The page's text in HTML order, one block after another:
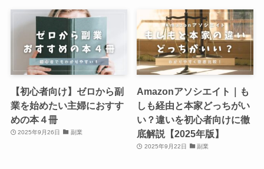
【初心者向け】ゼロから副
業を始めたい主婦におすす
めの本４冊
2025年9月26日 副業
Amazonアソシエイト｜も
しも経由と本家どっちがい
い？違いを初心者向けに徹
底解説【2025年版】
2025年9月22日 副業